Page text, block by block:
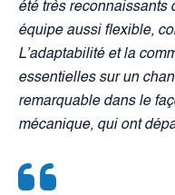
été très reconnaissants
équipe aussi flexible,
L’adaptabilité et la
essentielles sur un
remarquable dans le
mécanique, qui ont